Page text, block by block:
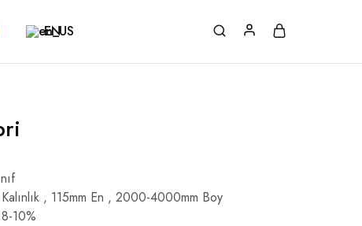
EN
Kalınlık , 115mm En , 2000-4000mm Boy
10%